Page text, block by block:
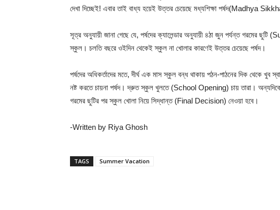
দেখা দিচ্ছেই! এবার তাই বাধ্য হয়েই উত্তর চেয়েছে মধ্যশিক্ষা পর্ষদ(Madhya
সূত্র অনুযায়ী জানা গেছে যে, পর্ষদের ক্যালেন্ডার অনুযায়ী ৪ঠা জুন পর্যন্ত গরমের
স্কুল। চলতি বছরে ওইদিন থেকেই স্কুল না খোলার কারণেই উত্তর চেয়েছে পর্ষদ।
পর্ষদের অধিকর্তাদের মতে, দীর্ঘ এক মাস স্কুল বন্ধ থাকায় পঠন-পাঠনের দিক থেকে খুব
নষ্ট করতে চায়না পর্ষদ। দ্রুত স্কুল খুলতে (School Opening) চায় তারা।
গরমের ছুটির পর স্কুল খোলা নিয়ে সিদ্ধান্ত (Final Decision) নেওয়া হবে।
-Written by Riya Ghosh
TAGS Summer Vacation